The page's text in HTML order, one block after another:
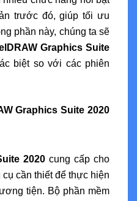
trước đó, giúp tối ưu
phần này, chúng ta sẽ
Graphics Suite
biệt so với các phiên
Graphics Suite 2020
2020 cung cấp cho
cần thiết để thực hiện
tiện. Bộ phần mềm